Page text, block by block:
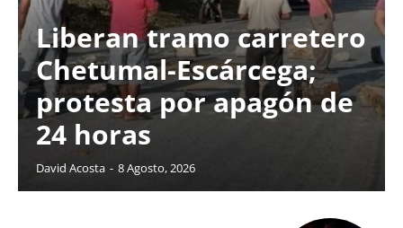
Liberan tramo carretero
Chetumal-Escárcega;
protesta por apagón de
24 horas
David Acosta - 8 Agosto, 2026